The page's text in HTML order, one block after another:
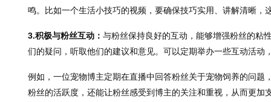
鸣。比如一个生活小技巧的视频，要确保技巧实用、讲解清晰，
3.积极与粉丝互动： 与粉丝保持良好的互动，能够增强粉丝的粘
们的疑问，听取他们的建议和意见。可以定期举办一些互动活动
例如，一位宠物博主定期在直播中回答粉丝关于宠物饲养的问题
粉丝的活跃度，还能让粉丝感受到博主的关注和重视，从而更加